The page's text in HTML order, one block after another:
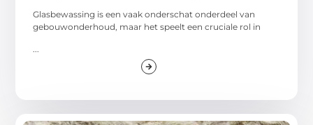
Glasbewassing is een vaak onderschat onderdeel van
gebouwonderhoud, maar het speelt een cruciale rol in
...